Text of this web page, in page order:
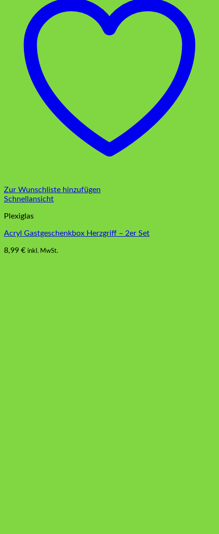
Zur Wunschliste hinzufügen
Schnellansicht
Plexiglas
Acryl Gastgeschenkbox Herzgriff – 2er Set
8,99 € inkl. MwSt.